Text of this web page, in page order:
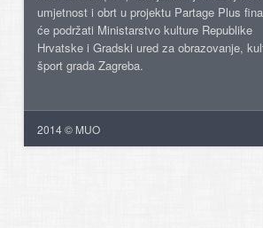
umjetnost i obrt u projektu Partage Plus
će podržati Ministarstvo kulture Republike
Hrvatske i Gradski ured za obrazovanje,
šport grada Zagreba.
2014 © MUO